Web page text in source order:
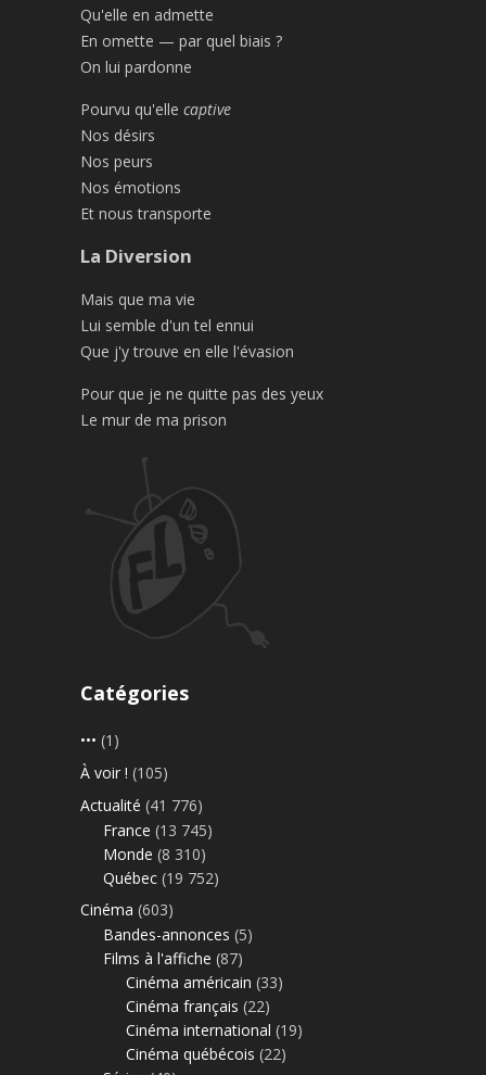
Qu'elle en admette
En omette — par quel biais ?
On lui pardonne
Pourvu qu'elle captive
Nos désirs
Nos peurs
Nos émotions
Et nous transporte
La Diversion
Mais que ma vie
Lui semble d'un tel ennui
Que j'y trouve en elle l'évasion
Pour que je ne quitte pas des yeux
Le mur de ma prison
Catégories
••• (1)
À voir ! (105)
Actualité (41 776)
France (13 745)
Monde (8 310)
Québec (19 752)
Cinéma (603)
Bandes-annonces (5)
Films à l'affiche (87)
Cinéma américain (33)
Cinéma français (22)
Cinéma international (19)
Cinéma québécois (22)